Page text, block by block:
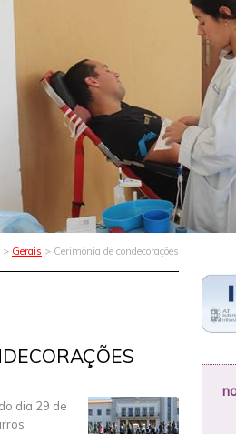
> Gerais > Cerimónia de condecorações
dia 29 de